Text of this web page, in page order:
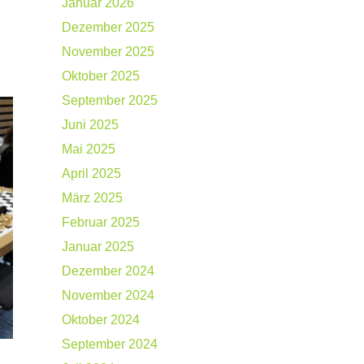
Dezember 2025
November 2025
Oktober 2025
September 2025
Juni 2025
Mai 2025
April 2025
März 2025
Februar 2025
Januar 2025
Dezember 2024
November 2024
Oktober 2024
September 2024